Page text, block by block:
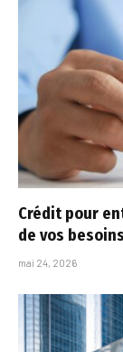
Crédit pour
de vos
mai 24, 2026